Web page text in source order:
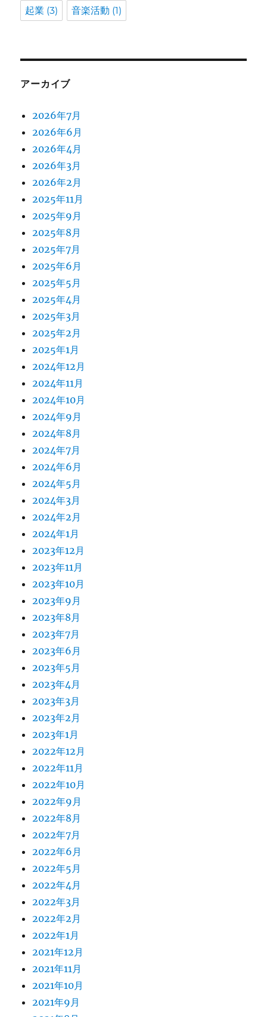
起業 (3) 音楽活動 (1)
アーカイブ
2026年7月
2026年6月
2026年4月
2026年3月
2026年2月
2025年11月
2025年9月
2025年8月
2025年7月
2025年6月
2025年5月
2025年4月
2025年3月
2025年2月
2025年1月
2024年12月
2024年11月
2024年10月
2024年9月
2024年8月
2024年7月
2024年6月
2024年5月
2024年3月
2024年2月
2024年1月
2023年12月
2023年11月
2023年10月
2023年9月
2023年8月
2023年7月
2023年6月
2023年5月
2023年4月
2023年3月
2023年2月
2023年1月
2022年12月
2022年11月
2022年10月
2022年9月
2022年8月
2022年7月
2022年6月
2022年5月
2022年4月
2022年3月
2022年2月
2022年1月
2021年12月
2021年11月
2021年10月
2021年9月